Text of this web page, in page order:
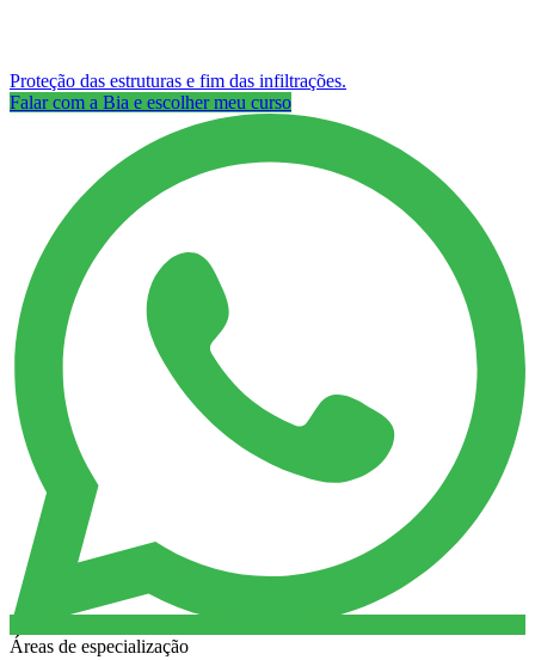
Proteção das estruturas e fim das infiltrações.
Falar com a Bia e escolher meu curso
Áreas de especialização